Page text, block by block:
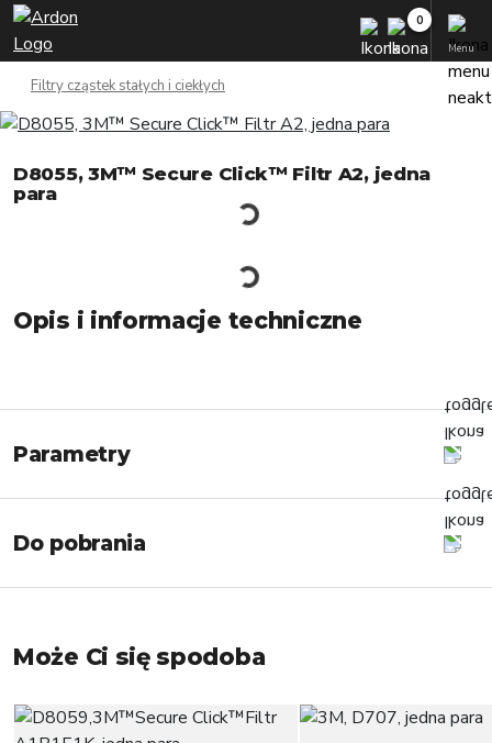
Menu
Filtry cząstek stałych i ciekłych
D8055, 3M™ Secure Click™ Filtr A2, jedna
para
Opis i informacje techniczne
Parametry
Do pobrania
Może Ci się spodoba